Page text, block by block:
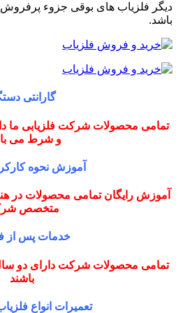
دیگر فلزیاب های بوقی جزوء
باشد.
گارانتی
تمامی محصولات شرکت فلزیابی ما
و شرط می
آموزش نحوه
آموزش رایگان تمامی محصولات در
متخصص
خدمات پس از
تمامی محصولات شرکت دارای دو
باشند
تعمیرات انواع